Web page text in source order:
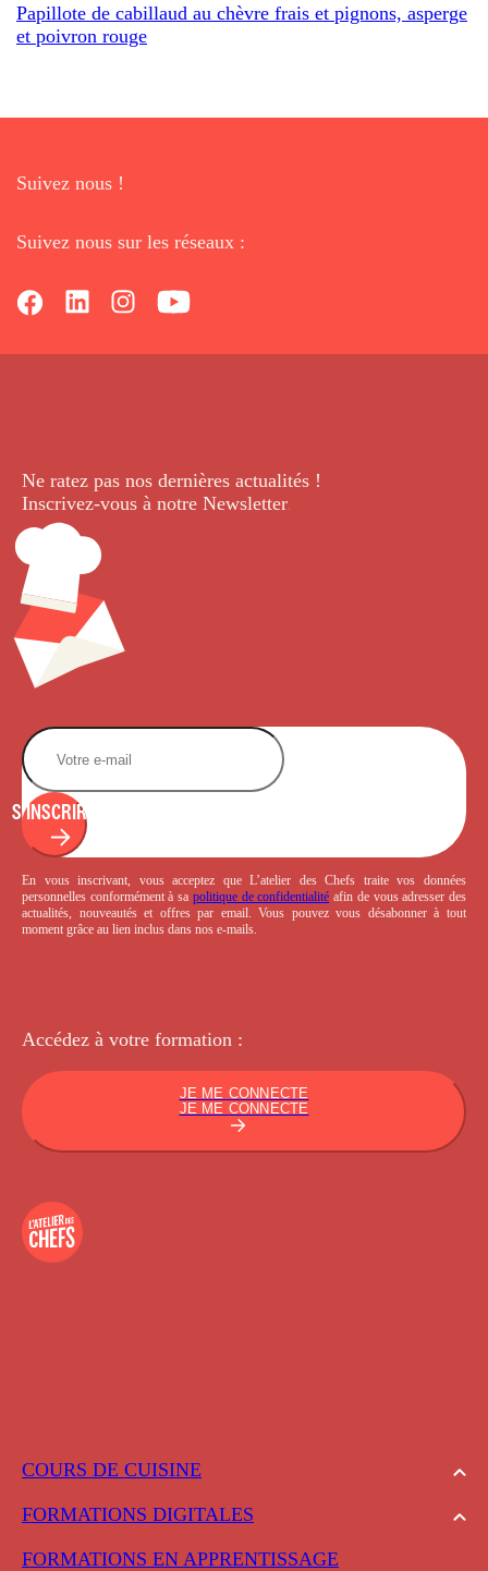
Papillote de cabillaud au chèvre frais et pignons, asperge
et poivron rouge
Suivez nous !
Suivez nous sur les réseaux :
COURS DE CUISINE
FORMATIONS DIGITALES
FORMATIONS EN APPRENTISSAGE
Ne ratez pas nos dernières actualités !
Inscrivez-vous à notre Newsletter.
S'INSCRIRE
En vous inscrivant, vous acceptez que L’atelier des Chefs traite vos données
personnelles conformément à sa politique de confidentialité afin de vous adresser des
actualités, nouveautés et offres par email. Vous pouvez vous désabonner à tout
moment grâce au lien inclus dans nos e-mails.
Accédez à votre formation :
JE ME CONNECTE
JE ME CONNECTE